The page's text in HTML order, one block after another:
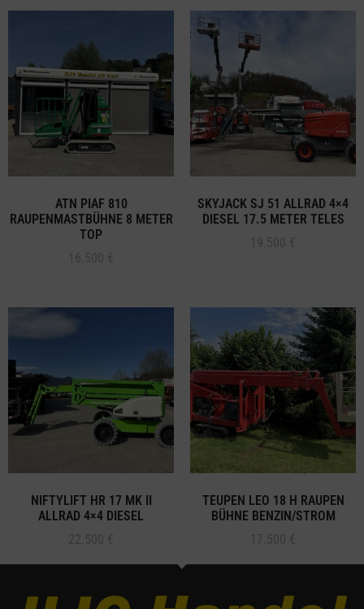
ATN PIAF 810
RAUPENMASTBÜHNE 8 METER
TOP
SKYJACK SJ 51 ALLRAD 4×4
DIESEL 17.5 METER TELES
NIFTYLIFT HR 17 MK II
ALLRAD 4×4 DIESEL
TEUPEN LEO 18 H RAUPEN
BÜHNE BENZIN/STROM